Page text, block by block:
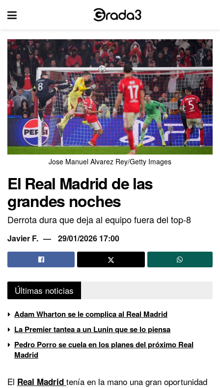
Jose Manuel Alvarez Rey/Getty Images
El Real Madrid de las
grandes noches
Derrota dura que deja al equipo fuera del top-8
Javier F. 29/01/2026 17:00
Últimas noticias
Adam Wharton se le complica al Real Madrid
La Premier tantea a un Lunin que se lo piensa
Pedro Porro se cuela en los planes del próximo Real
Madrid
El Real Madrid tenía en la mano una gran oportunidad